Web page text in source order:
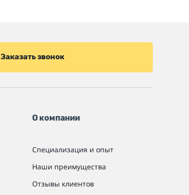
Заказать звонок
О компании
Специализация и опыт
Наши преимущества
Отзывы клиентов